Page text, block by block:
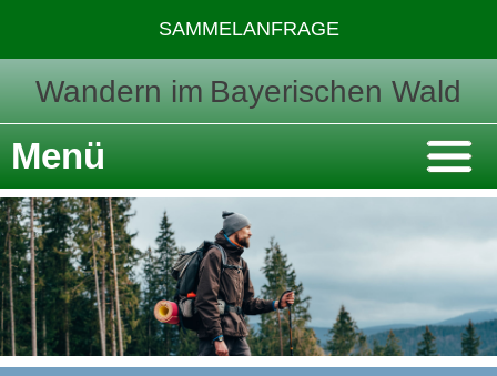
SAMMELANFRAGE
Wandern im Bayerischen Wald
Menü